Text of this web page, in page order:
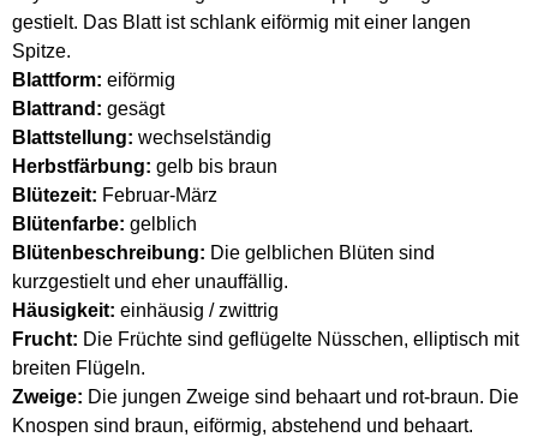
gestielt. Das Blatt ist schlank eiförmig mit einer langen
Spitze.
Blattform: eiförmig
Blattrand: gesägt
Blattstellung: wechselständig
Herbstfärbung: gelb bis braun
Blütezeit: Februar-März
Blütenfarbe: gelblich
Blütenbeschreibung: Die gelblichen Blüten sind
kurzgestielt und eher unauffällig.
Häusigkeit: einhäusig / zwittrig
Frucht: Die Früchte sind geflügelte Nüsschen, elliptisch mit
breiten Flügeln.
Zweige: Die jungen Zweige sind behaart und rot-braun. Die
Knospen sind braun, eiförmig, abstehend und behaart.